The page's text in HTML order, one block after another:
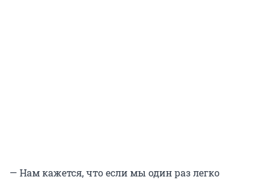
— Нам кажется, что если мы один раз легко